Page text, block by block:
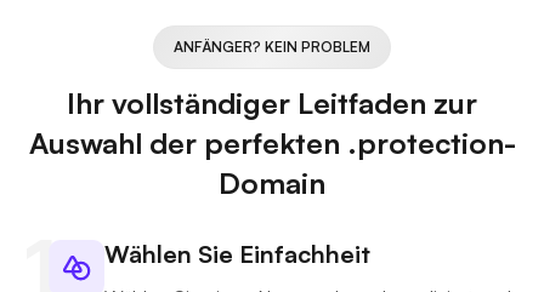
ANFÄNGER? KEIN PROBLEM
Ihr vollständiger Leitfaden zur
Auswahl der perfekten .protection-
Domain
Wählen Sie Einfachheit